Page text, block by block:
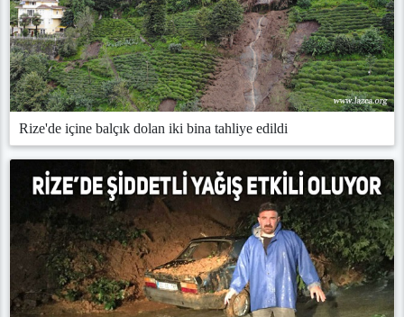
Rize'de içine balçık dolan iki bina tahliye edildi